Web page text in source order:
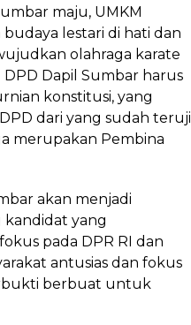
maju, UMKM
lestari di hati dan
olahraga karate
DPD Dapil Sumbar harus
konstitusi, yang
dari yang sudah teruji
merupakan Pembina
akan menjadi
kandidat yang
pada DPR RI dan
antusias dan fokus
berbuat untuk